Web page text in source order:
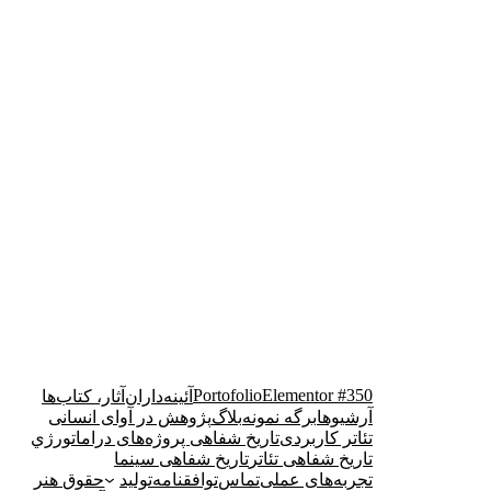
Elementor #350
Portofolio آئینه‌داران آثار، کتاب‌ها
آرشیوهابرگه نمونهبلاگپژوهش در آوای انسانی
تئاتر کاربردیتاریخ شفاهی پروژه‌های دراماتورژي
تاریخ شفاهی تئاتر تاریخ شفاهی سینما
تجربه‌های عملیتماستوافقنامهتولید
حقوق هنر